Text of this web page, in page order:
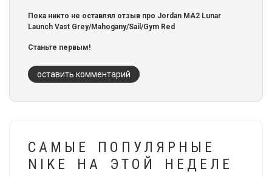
Пока никто не оставлял отзыв про Jordan MA2 Lunar
Launch Vast Grey/Mahogany/Sail/Gym Red
Станьте первым!
оставить комментарий
САМЫЕ ПОПУЛЯРНЫЕ
NIKE НА ЭТОЙ НЕДЕЛЕ